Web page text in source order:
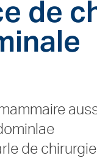
de
de